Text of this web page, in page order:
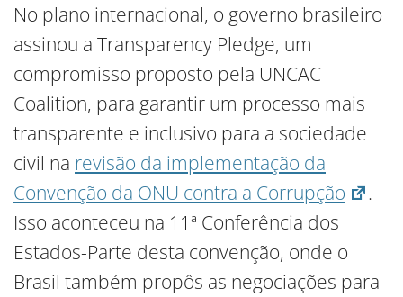
No plano internacional, o governo brasileiro
assinou a Transparency Pledge, um
compromisso proposto pela UNCAC
Coalition, para garantir um processo mais
transparente e inclusivo para a sociedade
civil na revisão da implementação da
Convenção da ONU contra a Corrupção
.
Isso aconteceu na 11ª Conferência dos
Estados-Parte desta convenção, onde o
Brasil também propôs as negociações para